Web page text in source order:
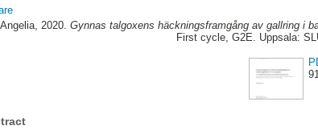
, 2020. Gynnas talgoxens häckningsframgång av gallring i
First cycle, G2E. Uppsala: